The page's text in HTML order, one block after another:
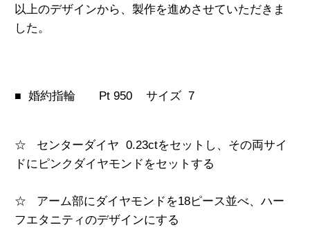
以上のデザインから、製作を進めさせていただきま
した。
■ 婚約指輪 Pt 950 サイズ 7
☆ センターダイヤ 0.23ctをセットし、その両サイ
ドにピンクダイヤモンドをセットする
☆ アーム部にダイヤモンドを18ピース並べ、ハー
フエタニティのデザインにする